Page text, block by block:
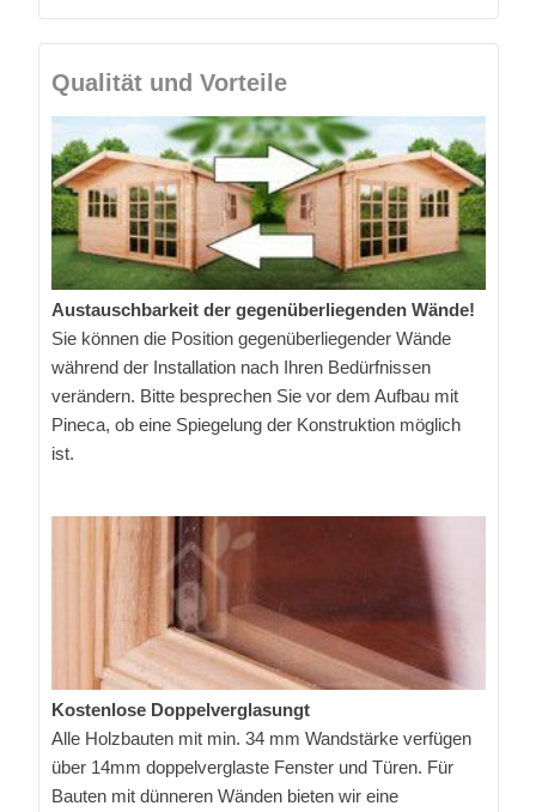
Qualität und Vorteile
Austauschbarkeit der gegenüberliegenden Wände!
Sie können die Position gegenüberliegender Wände
während der Installation nach Ihren Bedürfnissen
verändern. Bitte besprechen Sie vor dem Aufbau mit
Pineca, ob eine Spiegelung der Konstruktion möglich
ist.
Kostenlose Doppelverglasungt
Alle Holzbauten mit min. 34 mm Wandstärke verfügen
über 14mm doppelverglaste Fenster und Türen. Für
Bauten mit dünneren Wänden bieten wir eine